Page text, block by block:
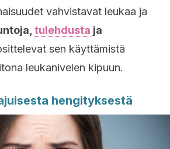
vahvistavat leukaa ja
tulehdusta ja
sen käyttämistä
leukanivelen kipuun.
hengityksestä